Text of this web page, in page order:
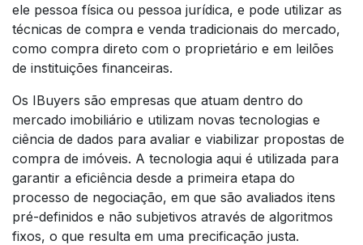
ele pessoa física ou pessoa jurídica, e pode utilizar as
técnicas de compra e venda tradicionais do mercado,
como compra direto com o proprietário e em leilões
de instituições financeiras.
Os IBuyers são empresas que atuam dentro do
mercado imobiliário e utilizam novas tecnologias e
ciência de dados para avaliar e viabilizar propostas de
compra de imóveis. A tecnologia aqui é utilizada para
garantir a eficiência desde a primeira etapa do
processo de negociação, em que são avaliados itens
pré-definidos e não subjetivos através de algoritmos
fixos, o que resulta em uma precificação justa.